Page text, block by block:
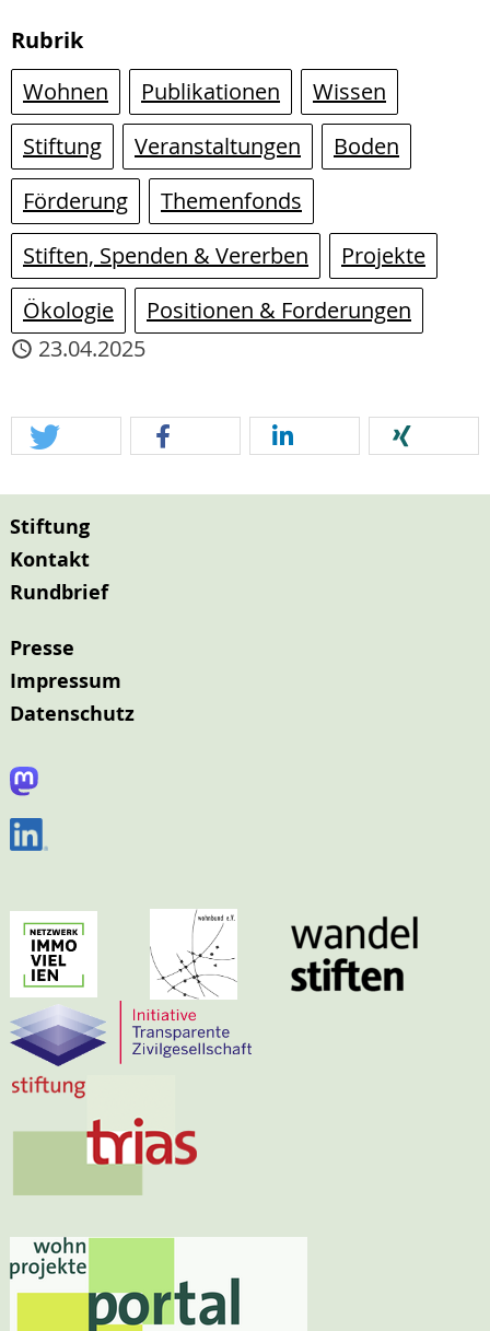
Rubrik
Wohnen
Publikationen
Wissen
Stiftung
Veranstaltungen
Boden
Förderung
Themenfonds
Stiften, Spenden & Vererben
Projekte
Ökologie
Positionen & Forderungen
23.04.2025
Stiftung
Kontakt
Rundbrief
Presse
Impressum
Datenschutz